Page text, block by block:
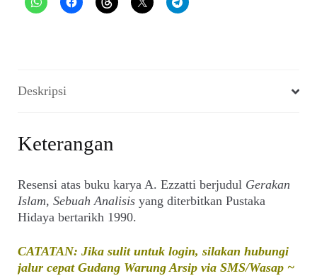
Juli
Deskripsi
Keterangan
Resensi atas buku karya A. Ezzatti berjudul Gerakan
Islam, Sebuah Analisis yang diterbitkan Pustaka
Hidaya bertarikh 1990.
CATATAN: Jika sulit untuk login, silakan hubungi
jalur cepat Gudang Warung Arsip via SMS/Wasap ~